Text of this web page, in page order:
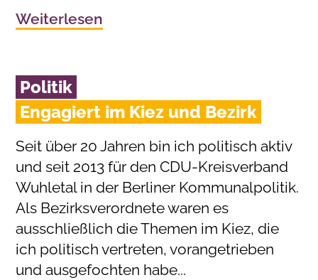
Weiterlesen
Politik
Engagiert im Kiez und Bezirk
Seit über 20 Jahren bin ich politisch aktiv
und seit 2013 für den CDU-Kreisverband
Wuhletal in der Berliner Kommunalpolitik.
Als Bezirksverordnete waren es
ausschließlich die Themen im Kiez, die
ich politisch vertreten, vorangetrieben
und ausgefochten habe...